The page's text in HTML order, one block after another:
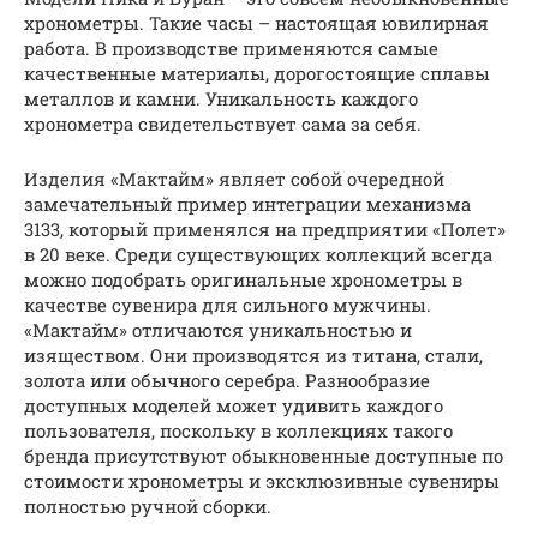
хронометры. Такие часы – настоящая ювилирная
работа. В производстве применяются самые
качественные материалы, дорогостоящие сплавы
металлов и камни. Уникальность каждого
хронометра свидетельствует сама за себя.
Изделия «Мактайм» являет собой очередной
замечательный пример интеграции механизма
3133, который применялся на предприятии «Полет»
в 20 веке. Среди существующих коллекций всегда
можно подобрать оригинальные хронометры в
качестве сувенира для сильного мужчины.
«Мактайм» отличаются уникальностью и
изяществом. Они производятся из титана, стали,
золота или обычного серебра. Разнообразие
доступных моделей может удивить каждого
пользователя, поскольку в коллекциях такого
бренда присутствуют обыкновенные доступные по
стоимости хронометры и эксклюзивные сувениры
полностью ручной сборки.